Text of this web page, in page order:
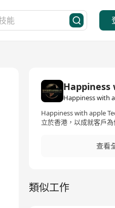
Happiness
Happiness with apple
立於香港，以成就客戶
推廣以及資金收付，目
中國大陸、中國香港、
查看
類似工作